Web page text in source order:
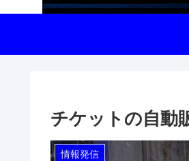
チケットの自動
情報発信